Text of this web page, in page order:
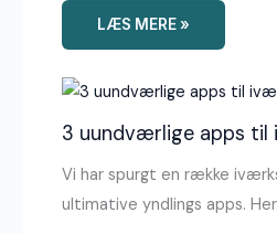
LÆS MERE »
3 uundværlige apps
Vi har spurgt en række
ultimative yndlings apps.